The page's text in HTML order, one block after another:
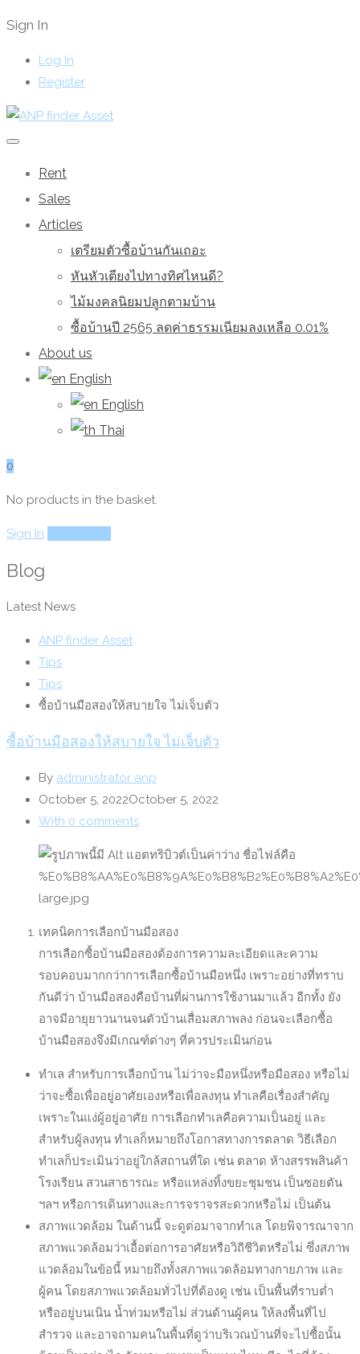
Sign In
Log In
Register
Rent
Sales
Articles
เตรียมตัวซื้อบ้านกันเถอะ
หันหัวเตียงไปทางทิศไหนดี?
ไม้มงคลนิยมปลูกตามบ้าน
ซื้อบ้านปี 2565 ลดค่าธรรมเนียมลงเหลือ 0.01%
About us
English
English
Thai
0
No products in the basket.
Sign In
Blog
Latest News
ANP finder Asset
Tips
Tips
ซื้อบ้านมือสองให้สบายใจ ไม่เจ็บตัว
ซื้อบ้านมือสองให้สบายใจ ไม่เจ็บตัว
By administrator anp
October 5, 2022October 5, 2022
With 0 comments
เทคนิคการเลือกบ้านมือสอง
การเลือกซื้อบ้านมือสองต้องการความละเอียดและความ
รอบคอบมากกว่าการเลือกซื้อบ้านมือหนึ่ง เพราะอย่างที่ทราบ
กันดีว่า บ้านมือสองคือบ้านที่ผ่านการใช้งานมาแล้ว อีกทั้ง ยัง
อาจมีอายุยาวนานจนตัวบ้านเสื่อมสภาพลง ก่อนจะเลือกซื้อ
บ้านมือสองจึงมีเกณฑ์ต่างๆ ที่ควรประเมินก่อน
ทำเล สำหรับการเลือกบ้าน ไม่ว่าจะมือหนึ่งหรือมือสอง หรือไม่
ว่าจะซื้อเพื่ออยู่อาศัยเองหรือเพื่อลงทุน ทำเลคือเรื่องสำคัญ
เพราะในแง่ผู้อยู่อาศัย การเลือกทำเลคือความเป็นอยู่ และ
สำหรับผู้ลงทุน ทำเลก็หมายถึงโอกาสทางการตลาด วิธีเลือก
ทำเลก็ประเมินว่าอยู่ใกล้สถานที่ใด เช่น ตลาด ห้างสรรพสินค้า
โรงเรียน สวนสาธารณะ หรือแหล่งทิ้งขยะชุมชน เป็นซอยตัน
ฯลฯ หรือการเดินทางและการจราจรสะดวกหรือไม่ เป็นต้น
สภาพแวดล้อม ในด้านนี้ จะดูต่อมาจากทำเล โดยพิจารณาจาก
สภาพแวดล้อมว่าเอื้อต่อการอาศัยหรือวิถีชีวิตหรือไม่ ซึ่งสภาพ
แวดล้อมในข้อนี้ หมายถึงทั้งสภาพแวดล้อมทางกายภาพ และ
ผู้คน โดยสภาพแวดล้อมทั่วไปที่ต้องดู เช่น เป็นพื้นที่ราบต่ำ
หรืออยู่บนเนิน น้ำท่วมหรือไม่ ส่วนด้านผู้คน ให้ลงพื้นที่ไป
สำรวจ และอาจถามคนในพื้นที่ดูว่าบริเวณบ้านที่จะไปซื้อนั้น